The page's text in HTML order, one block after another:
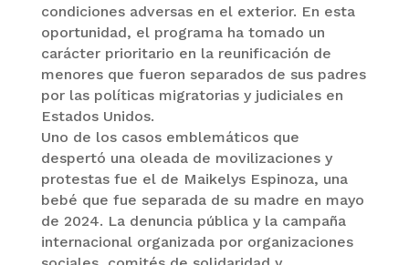
condiciones adversas en el exterior. En esta
oportunidad, el programa ha tomado un
carácter prioritario en la reunificación de
menores que fueron separados de sus padres
por las políticas migratorias y judiciales en
Estados Unidos.
Uno de los casos emblemáticos que
despertó una oleada de movilizaciones y
protestas fue el de Maikelys Espinoza, una
bebé que fue separada de su madre en mayo
de 2024. La denuncia pública y la campaña
internacional organizada por organizaciones